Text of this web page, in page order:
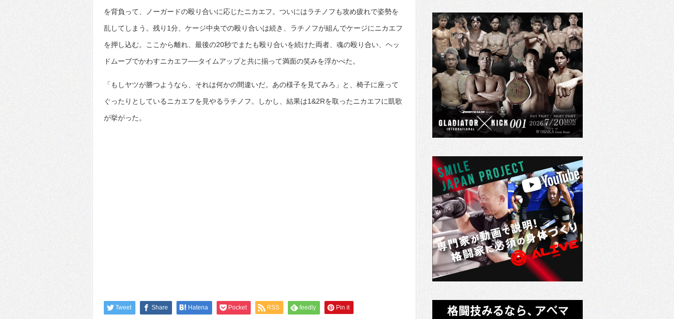
を背負って、ノーガードの殴り合いに応じたニカエフ。ついにはラチノフも攻め疲れで姿勢を
乱してしまう。残り1分、ケージ中央での殴り合いは続き、ラチノフが組んでケージにニカエフ
を押し込む。ここから離れ、最後の20秒でまたも殴り合いを続けた両者、魂の殴り合い、ヘッ
ドムーブでかわすニカエフ──タイムアップと共に揃って満面の笑みを浮かべた。
「もしヤツが勝つようなら、それは何かの間違いだ。あの様子を見てみろ」と、椅子に座って
ぐったりとしているニカエフを見やるラチノフ。しかし、結果は1&2Rを取ったニカエフに凱歌
が挙がった。
Tweet Share Hatena Pocket RSS feedly Pin it